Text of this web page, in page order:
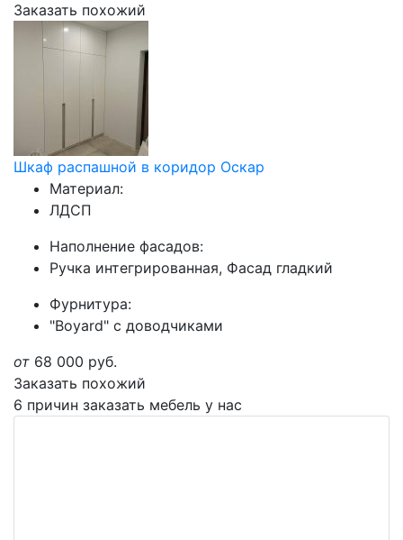
Заказать похожий
Шкаф распашной в коридор Оскар
Материал:
ЛДСП
Наполнение фасадов:
Ручка интегрированная, Фасад гладкий
Фурнитура:
"Boyard" с доводчиками
от 68 000 руб.
Заказать похожий
6 причин заказать мебель у нас